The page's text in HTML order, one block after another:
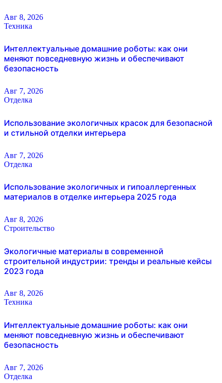
Авг 8, 2026
Техника
Интеллектуальные домашние роботы: как они
меняют повседневную жизнь и обеспечивают
безопасность
Авг 7, 2026
Отделка
Использование экологичных красок для безопасной
и стильной отделки интерьера
Авг 7, 2026
Отделка
Использование экологичных и гипоаллергенных
материалов в отделке интерьера 2025 года
Авг 8, 2026
Строительство
Экологичные материалы в современной
строительной индустрии: тренды и реальные кейсы
2023 года
Авг 8, 2026
Техника
Интеллектуальные домашние роботы: как они
меняют повседневную жизнь и обеспечивают
безопасность
Авг 7, 2026
Отделка